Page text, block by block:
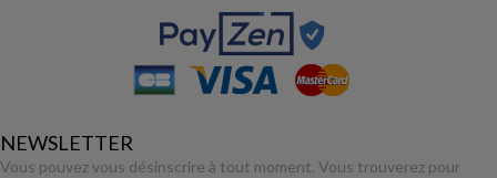
NEWSLETTER
Vous pouvez vous désinscrire à tout moment. Vous trouverez pour